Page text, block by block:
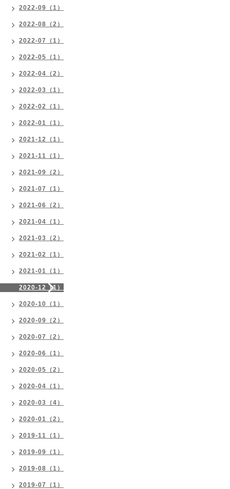
2022-09（1）
2022-08（2）
2022-07（1）
2022-05（1）
2022-04（2）
2022-03（1）
2022-02（1）
2022-01（1）
2021-12（1）
2021-11（1）
2021-09（2）
2021-07（1）
2021-06（2）
2021-04（1）
2021-03（2）
2021-02（1）
2021-01（1）
2020-12（1）
2020-10（1）
2020-09（2）
2020-07（2）
2020-06（1）
2020-05（2）
2020-04（1）
2020-03（4）
2020-01（2）
2019-11（1）
2019-09（1）
2019-08（1）
2019-07（1）